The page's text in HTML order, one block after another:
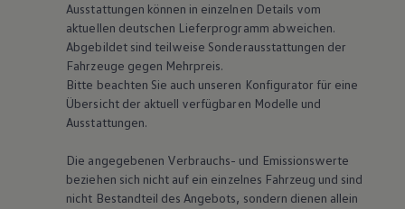
Ausstattungen können in einzelnen Details vom
aktuellen deutschen Lieferprogramm abweichen.
Abgebildet sind teilweise Sonderausstattungen der
Fahrzeuge gegen Mehrpreis.
Bitte beachten Sie auch unseren Konfigurator für eine
Übersicht der aktuell verfügbaren Modelle und
Ausstattungen.
Die angegebenen Verbrauchs- und Emissionswerte
beziehen sich nicht auf ein einzelnes Fahrzeug und sind
nicht Bestandteil des Angebots, sondern dienen allein